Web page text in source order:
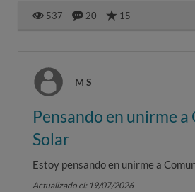
537 20 15
M S
Pensando en unirme
Solar
Estoy pensando en unirme a
tiene experiencia con placas de
Actualizado el: 19/07/2026